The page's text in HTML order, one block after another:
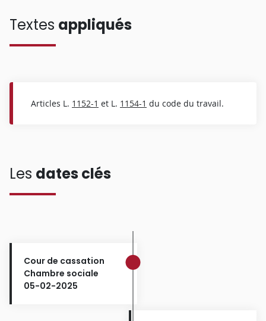
Textes appliqués
Articles L. 1152-1 et L. 1154-1 du code du travail.
Les dates clés
Cour de cassation
Chambre sociale
05-02-2025